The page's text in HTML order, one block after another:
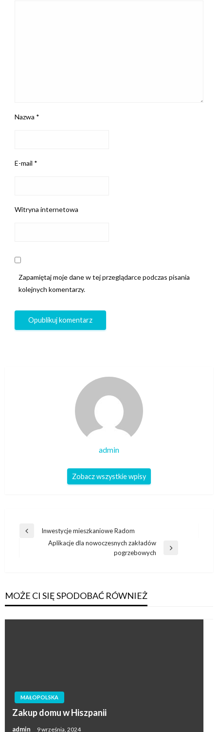
Nazwa *
E-mail *
Witryna internetowa
Zapamiętaj moje dane w tej przeglądarce podczas pisania
kolejnych komentarzy.
admin
Zobacz wszystkie wpisy
Nawigacja
Poprzedni
Inwestycje mieszkaniowe Radom
Aplikacje dla nowoczesnych zakładów
pogrzebowych
MOŻE CI SIĘ SPODOBAĆ RÓWNIEŻ
MAŁOPOLSKA
Zakup domu w Hiszpanii
admin 9 września, 2024